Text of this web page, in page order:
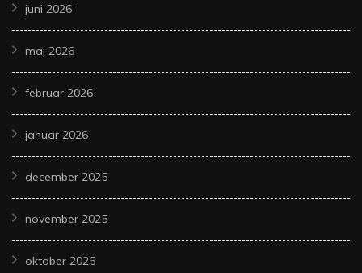
juni 2026
maj 2026
februar 2026
januar 2026
december 2025
november 2025
oktober 2025